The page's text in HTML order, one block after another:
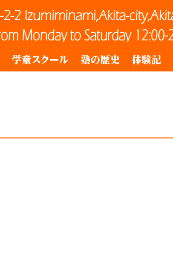
学童スクール 塾の歴史 体験記